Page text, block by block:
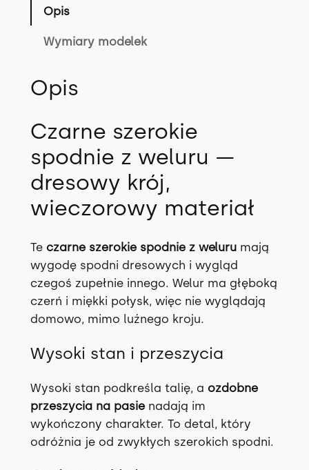
0
z
ł
.
.
d
i
S
Z
R
K
I
E
Opis
Wymiary modelek
Opis
Czarne szerokie
spodnie z weluru —
dresowy krój,
wieczorowy materiał
Te czarne szerokie spodnie z welurumają
wygodę spodni dresowych i wygląd
czegoś zupełnie innego. Welur ma głęboką
czerń i miękki połysk, więc nie wyglądają
domowo, mimo luźnego kroju.
Wysoki stan i przeszycia
Wysoki stan podkreśla talię, a ozdobne
przeszycia na pasienadają im
wykończony charakter. To detal, który
odróżnia je od zwykłych szerokich spodni.